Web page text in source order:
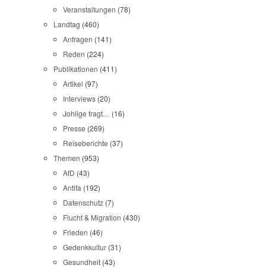
Veranstaltungen (78)
Landtag (460)
Anfragen (141)
Reden (224)
Publikationen (411)
Artikel (97)
Interviews (20)
Johlige fragt… (16)
Presse (269)
Reiseberichte (37)
Themen (953)
AfD (43)
Antifa (192)
Datenschutz (7)
Flucht & Migration (430)
Frieden (46)
Gedenkkultur (31)
Gesundheit (43)